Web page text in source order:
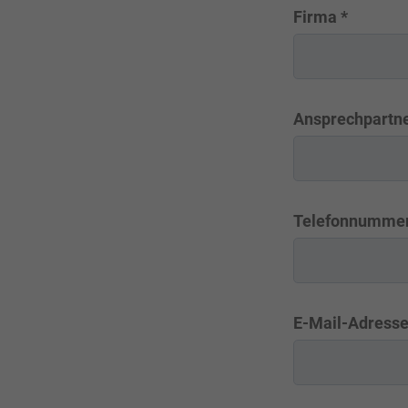
Firma *
E-Mail-Adresse